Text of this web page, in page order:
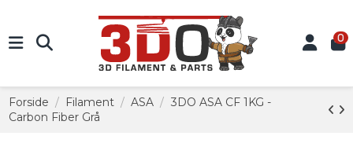
0
Forside Filament ASA
3DO ASA CF 1KG -
Carbon Fiber Grå